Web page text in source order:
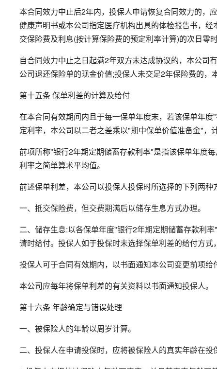
本合同效力中止后2年内，投保人申请恢复合同效力的，
健康声明书或本公司指定医疗机构出具的体检报告书，
交保险费及利息(按计算保险费的预定利率计算)的次日零
自合同效力中止之日起满2年双方未达成协议的，本公司
公司退还保险单的现金价值;投保人未交足2年保险费的，
第十五条 保单利差的计算及给付
在本合同有效期间内且于每一保单年度末，若该保单年
定利率，本公司以二者之差乘以"期中保单价值准备金"，
前项所称"银行2年期定期储蓄存款利率"是指该保单年度
利率之简单算术平均值。
前述保单利差，本公司以投保人投保时所选择的下列两种
一、抵交保险费，但交费期满后以储存生息方式办理。
二、储存生息:以各保单年度"银行2年期定期储蓄存款利
请时给付。投保人如于投保时未选择保单利差的给付方式
投保人可于合同有效期内，以书面通知本公司变更前项给
本公司应每年将保单利差的有关资料以书面通知投保人。
第十六条 年龄确定与错误处理
一、被保险人的年龄以周岁计算。
二、投保人在申请投保时，应将被保险人的真实年龄在